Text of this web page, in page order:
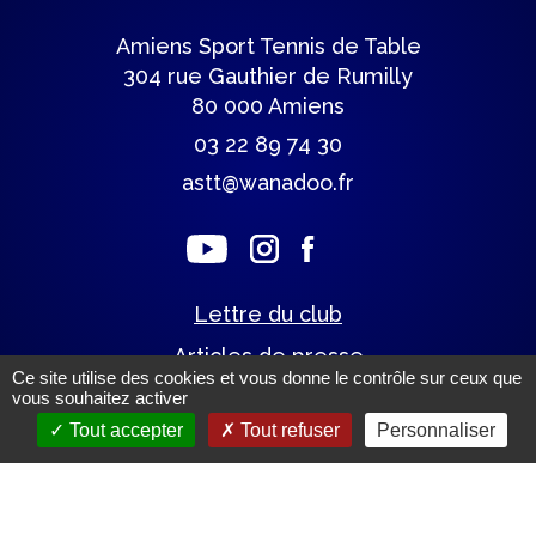
Amiens Sport Tennis de Table
304 rue Gauthier de Rumilly
80 000 Amiens
03 22 89 74 30
astt@wanadoo.fr
Lettre du club
Articles de presse
Mentions légales.(c) Tous droits réservés.
Ce site utilise des cookies et vous donne le contrôle sur ceux que
vous souhaitez activer
Tout accepter
Tout refuser Personnaliser